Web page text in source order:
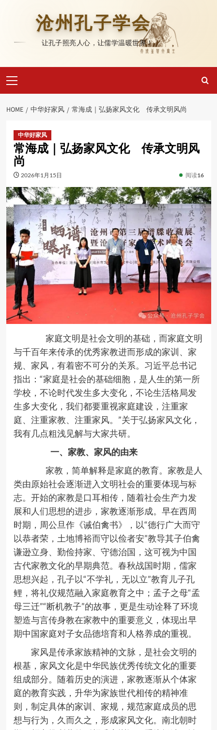
沧州孔子学会
让孔子照亮人心，让儒学温暖世界！
Menu
HOME 中华好家风 常海成｜弘扬家风文化 传承文明风尚
中华好家风
常海成｜弘扬家风文化 传承文明风
尚
2026年1月15日 阅读16
家庭文明是社会文明的基础，而家庭文明
与千百年来传承的优秀家教进而形成的家训、家
规、家风，有着密不可分的关系。习近平总书记
指出：“家庭是社会的基础细胞，是人生的第一所
学校，不论时代发生多大变化，不论生活格局发
生多大变化，我们都要重视家庭建设，注重家
庭、注重家教、注重家风。”关于弘扬家风文化，
我有几点粗浅见解与大家共研。
一、家教、家风的由来
家教，简单解释是家庭的教育。家教是人
类由原始社会逐渐进入文明社会的重要体现与标
志。开始的家教是口耳相传，随着社会生产力发
展和人们思想的进步，家教逐渐形成。早在西周
时期，周公旦作《诫伯禽书》，以“德行广大而守
以恭者荣，土地博裕而守以俭者安”教导其子伯禽
谦逊立身、勤俭持家、守德治国，这可视为中国
古代家教文化的早期典范。春秋战国时期，儒家
思想兴起，孔子以“不学礼，无以立”教育儿子孔
鲤，将礼仪规范融入家庭教育之中；孟子之母“孟
母三迁”“断机教子”的故事，更是生动诠释了环境
塑造与言传身教在家教中的重要意义，体现出早
期中国家庭对子女品德培育和人格养成的重视。
家风是传承家族精神的文脉，是社会文明的
根基，家风文化是中华民族优秀传统文化的重要
组成部分。随着历史的演进，家教逐渐从个体家
庭的教育实践，升华为家族世代相传的精神准
则，制定具体的家训、家规，规范家庭成员的思
想与行为，久而久之，形成家风文化。南北朝时